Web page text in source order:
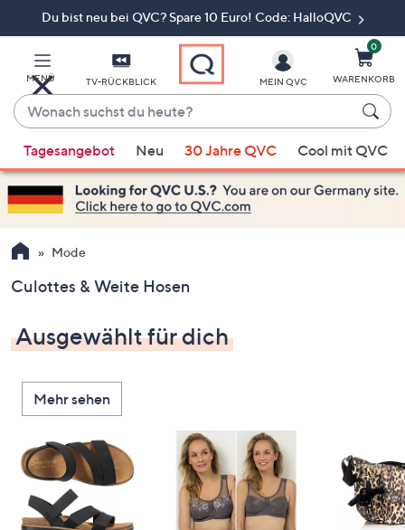
Du bist neu bei QVC? Spare 10 Euro! Code: HalloQVC
MENÜ TV-RÜCKBLICK
Wonach
suchst
du
heute?
Vorschläge
verfügbar
sind,
verwenden
Sie
Pfeiltasten
oben
und
nach
unten
oder
wischen
Sie
Touch-
MEIN QVC
0
WARENKORB
Tagesangebot Neu 30 Jahre QVC Cool mit QVC
Mode
Culottes & Weite Hosen
Ausgewählt für dich
Mehr sehen